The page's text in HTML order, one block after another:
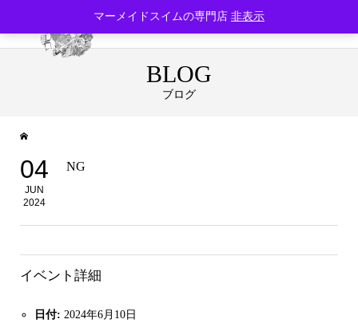
BLOG
ブログ
04
JUN
2024
NG
イベント詳細
日付: 2024年6月10日
マーメイドスイムの専門店 非表示